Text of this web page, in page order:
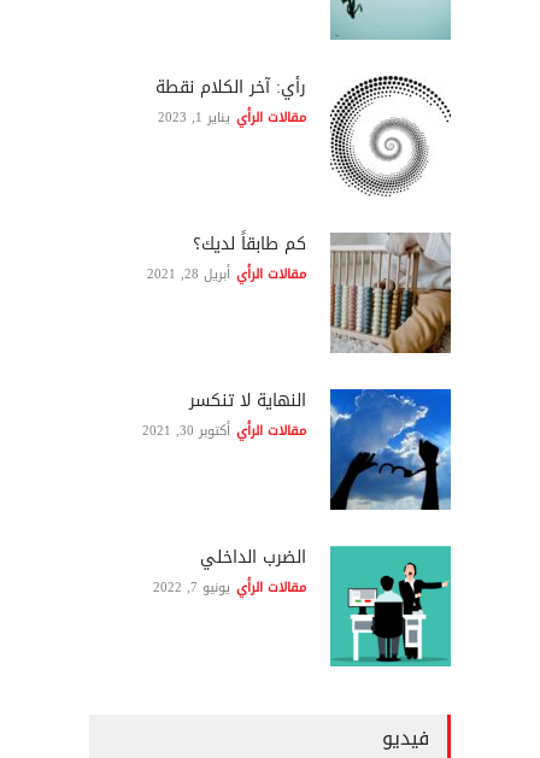
رأي: آخر الكلام نقطة
مقالات الرأي يناير 1, 2023
كم طابقاً لديك؟
مقالات الرأي أبريل 28, 2021
النهاية لا تنكسر
مقالات الرأي أكتوبر 30, 2021
الضرب الداخلي
مقالات الرأي يونيو 7, 2022
فيديو